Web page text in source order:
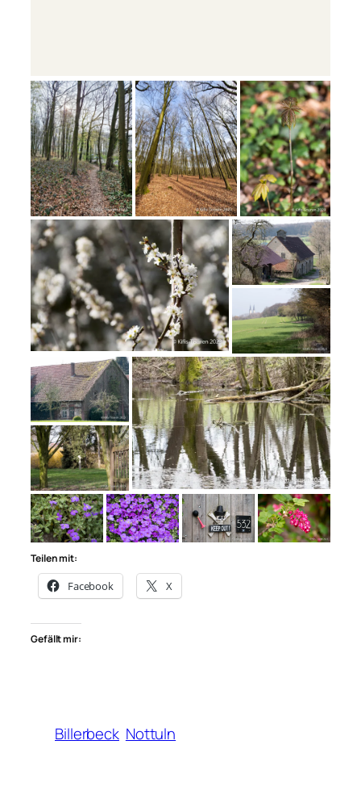
Teilen mit:
Facebook X
Gefällt mir:
Billerbeck Nottuln